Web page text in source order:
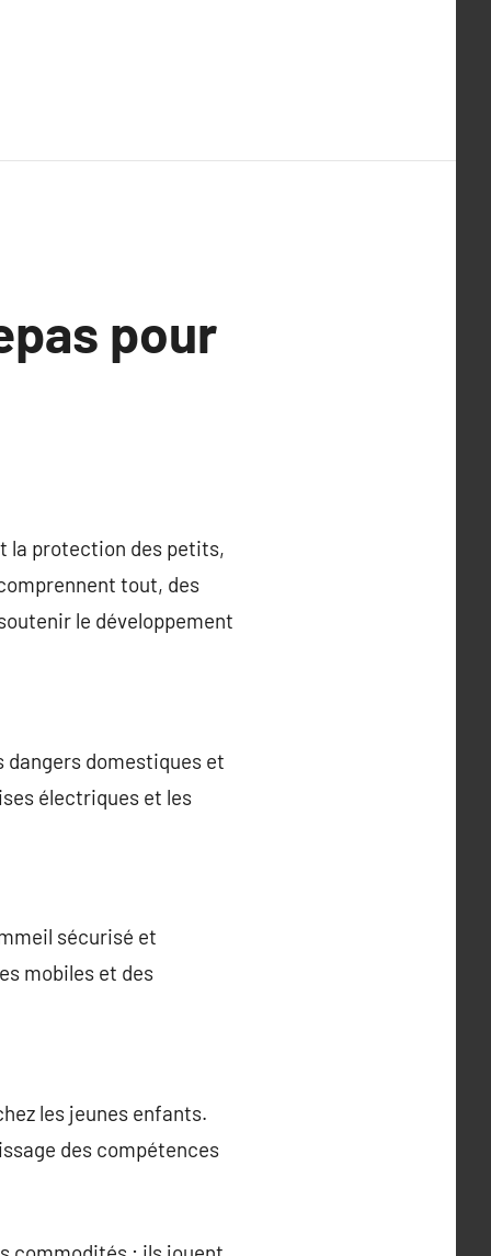
pour
la protection des petits,
tout, des
le développement
domestiques et
électriques et les
sécurisé et
mobiles et des
les jeunes enfants.
des compétences